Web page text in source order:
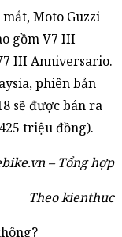
Moto Guzzi
gồm V7 III
III Anniversario.
phiên bản
sẽ được bán ra
triệu đồng).
– Tổng hợp
Theo kienthuc